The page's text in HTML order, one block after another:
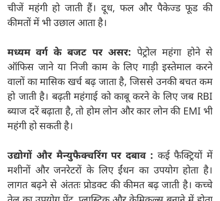
चीजें महंगी हो जाती हैं। दूध, फल और पैकेज्ड फूड की
कीमतों में भी उछाल आता है।
मध्यम वर्ग के बजट पर असर: पेट्रोल महंगा होने से
ऑफिस जाने या निजी काम के लिए गाड़ी इस्तेमाल करने
वालों का मासिक खर्च बढ़ जाता है, जिससे उनकी बचत कम
हो जाती है। बढ़ती महंगाई को काबू करने के लिए जब RBI
ब्याज दरें बढ़ाता है, तो होम लोन और कार लोन की EMI भी
महंगी हो सकती है।
उद्योगों और मैन्युफैक्चरिंग पर दबाव : कई फैक्ट्रियों में
मशीनों और जनरेटरों के लिए ईंधन का उपयोग होता है।
लागत बढ़ने से अंततः प्रोडक्ट की कीमत बढ़ जाती है। कच्चे